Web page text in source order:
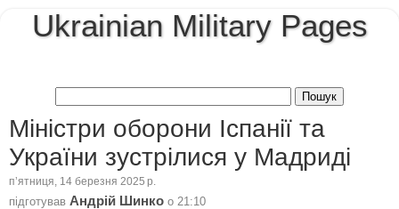
Ukrainian Military Pages
Міністри оборони Іспанії та
України зустрілися у Мадриді
пʼятниця, 14 березня 2025 р.
підготував Андрій Шинко о 21:10